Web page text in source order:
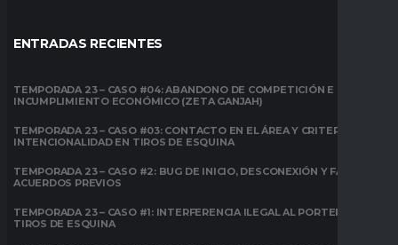
ENTRADAS RECIENTES
TEMPORADA 23 – CASO #04: ABANDONO DE COMPETICIÓN E
INCUMPLIMIENTO ECONÓMICO (ZETA GANJAH)
TEMPORADA 23 – CASO #03: CONTACTO EN EL ÁREA Y CRITERIO DE
INTENCIONALIDAD EN TIROS DE ESQUINA
TEMPORADA 23 – CASO #2: BUG DE INICIO, DESCONEXIÓN Y FALTA DE
ACUERDOS PREVIOS
TEMPORADA 23 – CASO #1: INTERFERENCIA ILEGAL AL PORTERO EN
TIROS DE ESQUINA